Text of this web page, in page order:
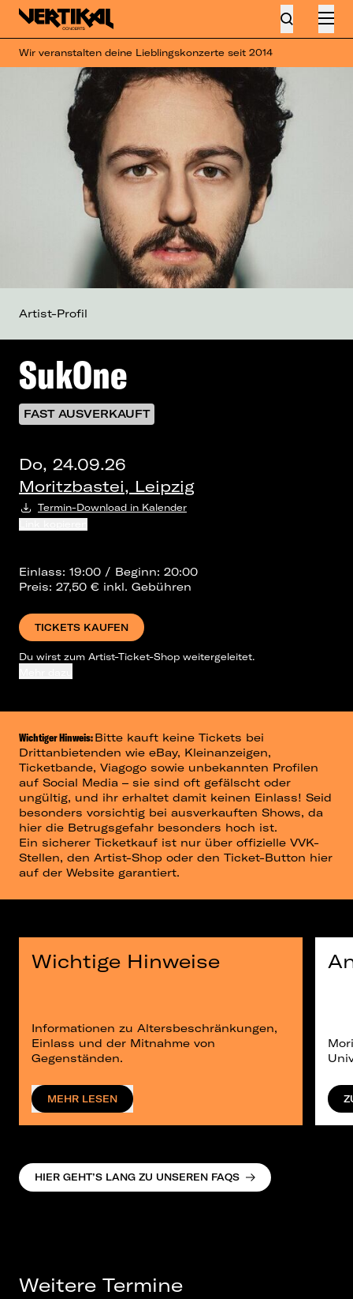
Wir veranstalten deine Lieblingskonzerte seit 2014
SukOne
FAST AUSVERKAUFT
Do, 24.09.26
Moritzbastei, Leipzig
Termin-Download in Kalender
Einlass: 19:00 / Beginn: 20:00
Preis: 27,50 € inkl. Gebühren
TICKETS KAUFEN
Du wirst zum Artist-Ticket-Shop weitergeleitet.
Artist-Profil
Wichtiger Hinweis:Bitte kauft keine Tickets bei
Drittanbietenden wie eBay, Kleinanzeigen,
Ticketbande, Viagogo sowie unbekannten Profilen
auf Social Media – sie sind oft gefälscht oder
ungültig, und ihr erhaltet damit keinen Einlass! Seid
besonders vorsichtig bei ausverkauften Shows, da
hier die Betrugsgefahr besonders hoch ist.
Ein sicherer Ticketkauf ist nur über offizielle VVK-
Stellen, den Artist-Shop oder den Ticket-Button hier
auf der Website garantiert.
Wichtige Hinweise
Informationen zu Altersbeschränkungen,
Einlass und der Mitnahme von
Gegenständen.
MEHR LESEN
HIER GEHT’S LANG ZU UNSEREN FAQS
Weitere Termine